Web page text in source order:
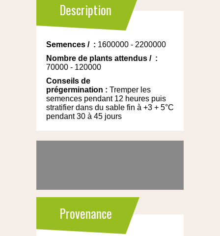
Description
Semences / : 1600000 - 2200000
Nombre de plants attendus / :
70000 - 120000
Conseils de
prégermination : Tremper les
semences pendant 12 heures puis
stratifier dans du sable fin à +3 + 5°C
pendant 30 à 45 jours
Provenance